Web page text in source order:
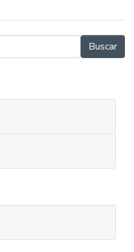
Buscar